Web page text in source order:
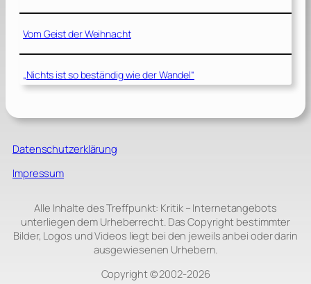
Vom Geist der Weihnacht
„Nichts ist so beständig wie der Wandel“
Datenschutzerklärung
Impressum
Alle Inhalte des Treffpunkt: Kritik – Internetangebots
unterliegen dem Urheberrecht. Das Copyright bestimmter
Bilder, Logos und Videos liegt bei den jeweils anbei oder darin
ausgewiesenen Urhebern.
Copyright © 2002‑2026